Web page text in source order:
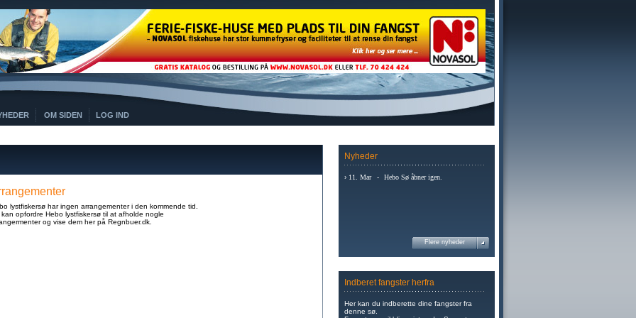
OM SIDEN LOG IND
lystfiskersø har ingen arrangementer i den kommende tid.
kan opfordre Hebo lystfiskersø til at afholde nogle
og vise dem her på Regnbuer.dk.
Nyheder
› 11. Mar - Hebo Sø åbner igen.
Flere nyheder
Indberet fangster herfra
Her kan du indberette dine fangster fra
denne sø.